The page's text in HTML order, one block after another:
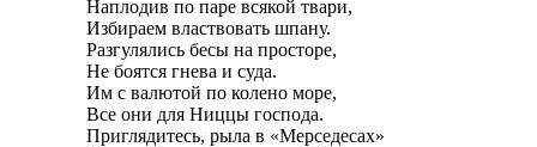
Наплодив по паре всякой твари,
Избираем властвовать шпану.
Разгулялись бесы на просторе,
Не боятся гнева и суда.
Им с валютой по колено море,
Все они для Ниццы господа.
Приглядитесь, рыла в «Мерседесах»